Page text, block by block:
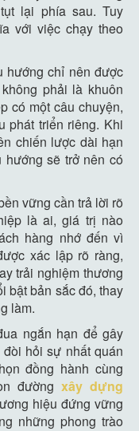
lại phía sau. Tuy
với việc chạy theo
hướng chỉ nên được
phải là khuôn
có một câu chuyện,
phát triển riêng. Khi
chiến lược dài hạn
sẽ trở nên có
vững cần trả lời rõ
là ai, giá trị nào
hàng nhớ đến vì
xác lập rõ ràng,
trải nghiệm thương
bật bản sắc đó, thay
làm.
ngắn hạn để gây
hỏi sự nhất quán
đồng hành cùng
đường xây dựng
hiệu đứng vững
những phong trào